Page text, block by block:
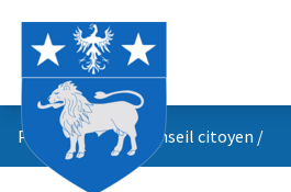
Propositions du conseil citoyen /